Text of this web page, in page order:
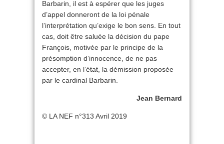
Barbarin, il est à espérer que les juges
d’appel donneront de la loi pénale
l’interprétation qu’exige le bon sens. En tout
cas, doit être saluée la décision du pape
François, motivée par le principe de la
présomption d’innocence, de ne pas
accepter, en l’état, la démission proposée
par le cardinal Barbarin.
Jean Bernard
© LA NEF n°313 Avril 2019